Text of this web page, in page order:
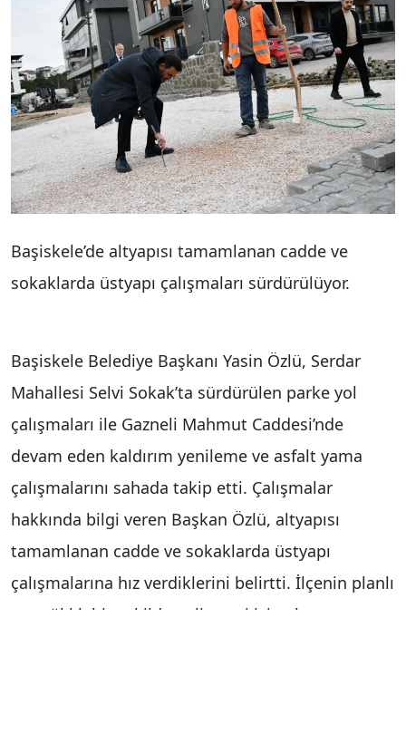
Başiskele’de altyapısı tamamlanan cadde ve
sokaklarda üstyapı çalışmaları sürdürülüyor.
Başiskele Belediye Başkanı Yasin Özlü, Serdar
Mahallesi Selvi Sokak’ta sürdürülen parke yol
çalışmaları ile Gazneli Mahmut Caddesi’nde
devam eden kaldırım yenileme ve asfalt yama
çalışmalarını sahada takip etti. Çalışmalar
hakkında bilgi veren Başkan Özlü, altyapısı
tamamlanan cadde ve sokaklarda üstyapı
çalışmalarına hız verdiklerini belirtti. İlçenin planlı
ve sağlıklı bir şekilde gelişmesi için altyapı ve